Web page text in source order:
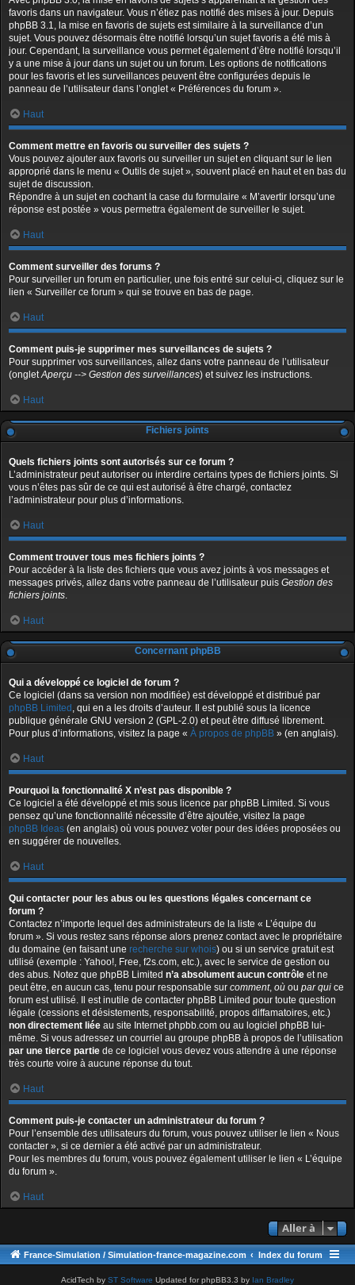
favoris dans un navigateur. Vous n’étiez pas notifié des mises à jour. Depuis
phpBB 3.1, la mise en favoris de sujets est similaire à la surveillance d’un
sujet. Vous pouvez désormais être notifié lorsqu’un sujet favoris a été mis à
jour. Cependant, la surveillance vous permet également d’être notifié lorsqu’il
y a une mise à jour dans un sujet ou un forum. Les options de notifications
pour les favoris et les surveillances peuvent être configurées depuis le
panneau de l’utilisateur dans l’onglet « Préférences du forum ».
Haut
Comment mettre en favoris ou surveiller des sujets ?
Vous pouvez ajouter aux favoris ou surveiller un sujet en cliquant sur le lien
approprié dans le menu « Outils de sujet », souvent placé en haut et en bas du
sujet de discussion.
Répondre à un sujet en cochant la case du formulaire « M’avertir lorsqu’une
réponse est postée » vous permettra également de surveiller le sujet.
Haut
Comment surveiller des forums ?
Pour surveiller un forum en particulier, une fois entré sur celui-ci, cliquez sur le
lien « Surveiller ce forum » qui se trouve en bas de page.
Haut
Comment puis-je supprimer mes surveillances de sujets ?
Pour supprimer vos surveillances, allez dans votre panneau de l’utilisateur
(ongletAperçu --> Gestion des surveillances) et suivez les instructions.
Haut
Fichiers joints
Quels fichiers joints sont autorisés sur ce forum ?
L’administrateur peut autoriser ou interdire certains types de fichiers joints. Si
vous n’êtes pas sûr de ce qui est autorisé à être chargé, contactez
l’administrateur pour plus d’informations.
Haut
Comment trouver tous mes fichiers joints ?
Pour accéder à la liste des fichiers que vous avez joints à vos messages et
messages privés, allez dans votre panneau de l’utilisateur puis Gestion des
fichiers joints.
Haut
Concernant phpBB
Qui a développé ce logiciel de forum ?
Ce logiciel (dans sa version non modifiée) est développé et distribué par
phpBB Limited , qui en a les droits d’auteur. Il est publié sous la licence
publique générale GNU version 2 (GPL-2.0) et peut être diffusé librement.
Pour plus d’informations, visitez la page « À propos de phpBB » (en anglais).
Haut
Pourquoi la fonctionnalité X n’est pas disponible ?
Ce logiciel a été développé et mis sous licence par phpBB Limited. Si vous
pensez qu’une fonctionnalité nécessite d’être ajoutée, visitez la page
phpBB Ideas (en anglais) où vous pouvez voter pour des idées proposées ou
en suggérer de nouvelles.
Haut
Qui contacter pour les abus ou les questions légales concernant ce
forum ?
Contactez n’importe lequel des administrateurs de la liste « L’équipe du
forum ». Si vous restez sans réponse alors prenez contact avec le propriétaire
du domaine (en faisant une recherche sur whois) ou si un service gratuit est
utilisé (exemple : Yahoo!, Free, f2s.com, etc.), avec le service de gestion ou
des abus. Notez que phpBB Limited n’a absolument aucun contrôle et ne
peut être, en aucun cas, tenu pour responsable sur comment, où ou par qui ce
forum est utilisé. Il est inutile de contacter phpBB Limited pour toute question
légale (cessions et désistements, responsabilité, propos diffamatoires, etc.)
non directement liée au site Internet phpbb.com ou au logiciel phpBB lui-
même. Si vous adressez un courriel au groupe phpBB à propos de l’utilisation
par une tierce partie de ce logiciel vous devez vous attendre à une réponse
très courte voire à aucune réponse du tout.
Haut
Comment puis-je contacter un administrateur du forum ?
Pour l’ensemble des utilisateurs du forum, vous pouvez utiliser le lien « Nous
contacter », si ce dernier a été activé par un administrateur.
Pour les membres du forum, vous pouvez également utiliser le lien « L’équipe
du forum ».
Haut
Aller à
France-Simulation / Simulation-france-magazine.com Index du forum
AcidTech by ST Software Updated for phpBB3.3 by Ian Bradley